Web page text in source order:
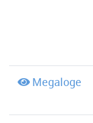
Megaloge